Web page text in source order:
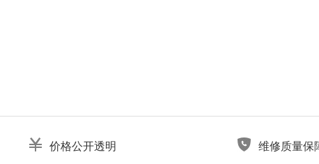
价格公开透明 维修质量保